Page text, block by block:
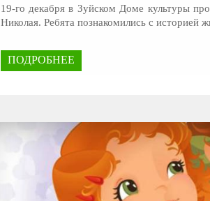
19-го декабря в Зуйском Доме культуры
Николая. Ребята познакомились с историей
ПОДРОБНЕЕ